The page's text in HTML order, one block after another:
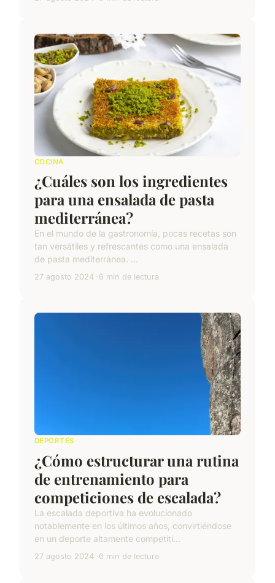
COCINA
¿Cuáles son los ingredientes
para una ensalada de pasta
mediterránea?
En el mundo de la gastronomía, pocas recetas son
tan versátiles y refrescantes como una ensalada
de pasta mediterránea. ...
27 agosto 2024 6 min de lectura
DEPORTES
¿Cómo estructurar una rutina
de entrenamiento para
competiciones de escalada?
La escalada deportiva ha evolucionado
notablemente en los últimos años, convirtiéndose
en un deporte altamente competiti...
27 agosto 2024 6 min de lectura